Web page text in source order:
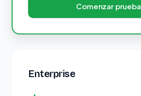
Comenzar prueba
Enterprise